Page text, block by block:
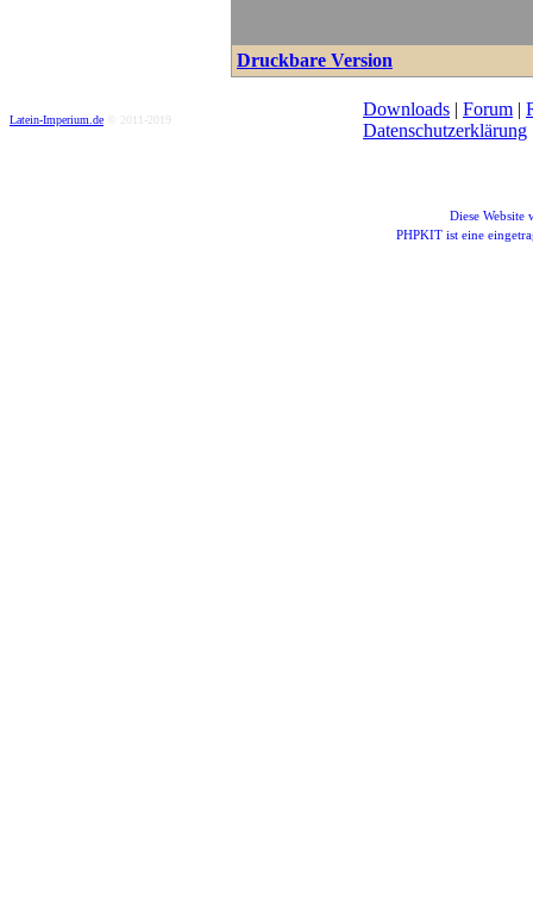
Druckbare Version
Latein-Imperium.de © 2011-2019
Downloads | Forum |
Datenschutzerklärung
Diese Website
PHPKIT ist eine